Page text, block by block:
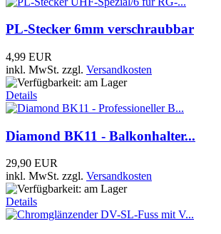
PL-Stecker 6mm verschraubbar
4,99 EUR
inkl. MwSt. zzgl. Versandkosten
Details
Diamond BK11 - Balkonhalter...
29,90 EUR
inkl. MwSt. zzgl. Versandkosten
Details